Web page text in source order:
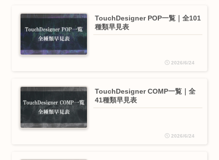
TouchDesigner POP一覧｜全101
種類早見表
2026/6/24
TouchDesigner COMP一覧｜全
41種類早見表
2026/6/24